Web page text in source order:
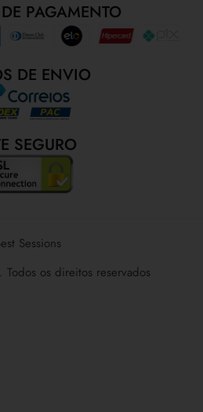
PAGAMENTO
DE ENVIO
SEGURO
Sessions
os direitos reservados